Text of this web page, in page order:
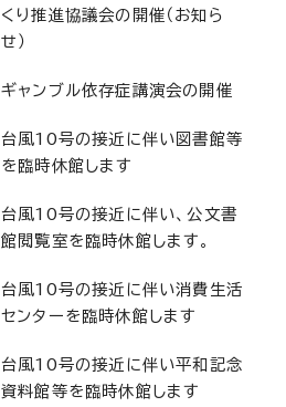
くり推進協議会の開催（お知ら
せ）
ギャンブル依存症講演会の開催
台風10号の接近に伴い図書館等
を臨時休館します
台風10号の接近に伴い、公文書
館閲覧室を臨時休館します。
台風10号の接近に伴い消費生活
センターを臨時休館します
台風10号の接近に伴い平和記念
資料館等を臨時休館します